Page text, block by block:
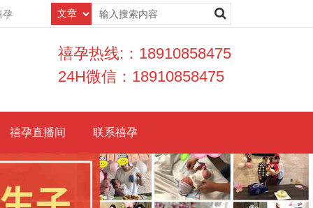
孕
禧孕热线:：18910858475
24H微信：18910858475
禧孕直播间 联系禧孕